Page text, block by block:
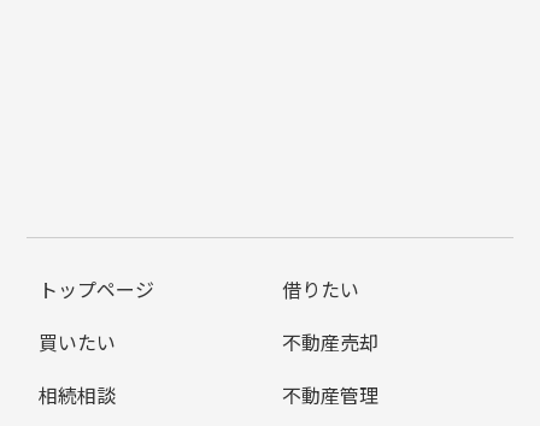
トップページ
借りたい
買いたい
不動産売却
相続相談
不動産管理